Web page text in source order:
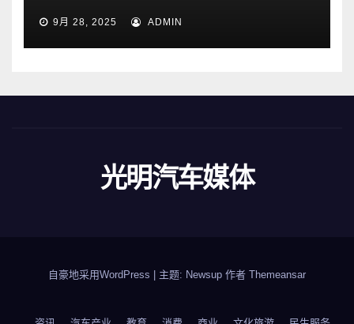
9月 28, 2025 ADMIN
光明汽车媒体
自豪地采用WordPress 主题: Newsup 作者 Themeansar